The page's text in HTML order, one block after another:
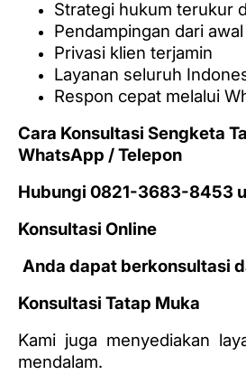
Strategi hukum terukur
Pendampingan dari
Privasi klien terjamin
Layanan seluruh
Respon cepat melalui
Cara Konsultasi Sengketa
WhatsApp / Telepon
Hubungi 0821-3683-8453
Konsultasi Online
Anda dapat berkonsultasi
Konsultasi Tatap Muka
Kami juga menyediakan
mendalam.